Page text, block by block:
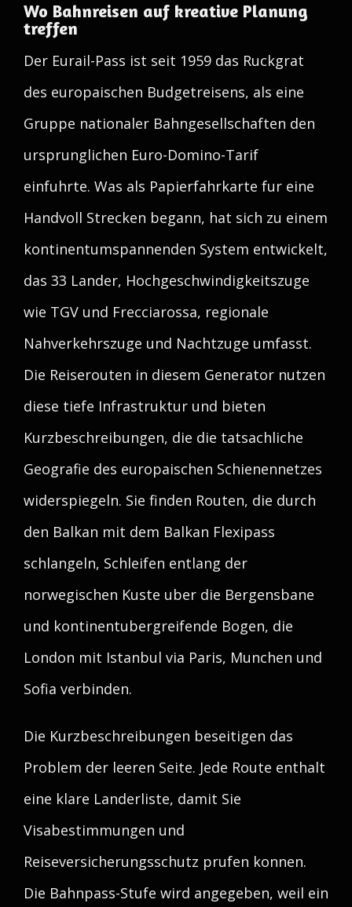
Wo Bahnreisen auf kreative Planung
treffen
Der Eurail-Pass ist seit 1959 das Ruckgrat
des europaischen Budgetreisens, als eine
Gruppe nationaler Bahngesellschaften den
ursprunglichen Euro-Domino-Tarif
einfuhrte. Was als Papierfahrkarte fur eine
Handvoll Strecken begann, hat sich zu einem
kontinentumspannenden System entwickelt,
das 33 Lander, Hochgeschwindigkeitszuge
wie TGV und Frecciarossa, regionale
Nahverkehrszuge und Nachtzuge umfasst.
Die Reiserouten in diesem Generator nutzen
diese tiefe Infrastruktur und bieten
Kurzbeschreibungen, die die tatsachliche
Geografie des europaischen Schienennetzes
widerspiegeln. Sie finden Routen, die durch
den Balkan mit dem Balkan Flexipass
schlangeln, Schleifen entlang der
norwegischen Kuste uber die Bergensbane
und kontinentubergreifende Bogen, die
London mit Istanbul via Paris, Munchen und
Sofia verbinden.
Die Kurzbeschreibungen beseitigen das
Problem der leeren Seite. Jede Route enthalt
eine klare Landerliste, damit Sie
Visabestimmungen und
Reiseversicherungsschutz prufen konnen.
Die Bahnpass-Stufe wird angegeben, weil ein